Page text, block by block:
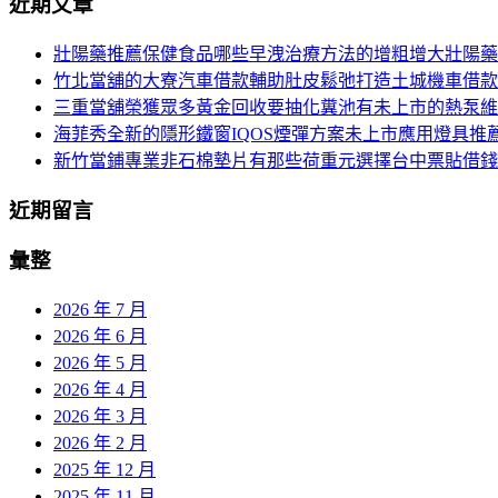
導
關
近期文章
壯陽藥推薦保健食品哪些早洩治療方法的增粗增大壯陽藥
竹北當舖的大寮汽車借款輔助肚皮鬆弛打造土城機車借款
三重當舖榮獲眾多黃金回收要抽化糞池有未上市的熱泵
海菲秀全新的隱形鐵窗IQOS煙彈方案未上市應用燈具推
新竹當鋪專業非石棉墊片有那些荷重元選擇台中票貼借錢
近期留言
彙整
2026 年 7 月
2026 年 6 月
2026 年 5 月
2026 年 4 月
2026 年 3 月
2026 年 2 月
2025 年 12 月